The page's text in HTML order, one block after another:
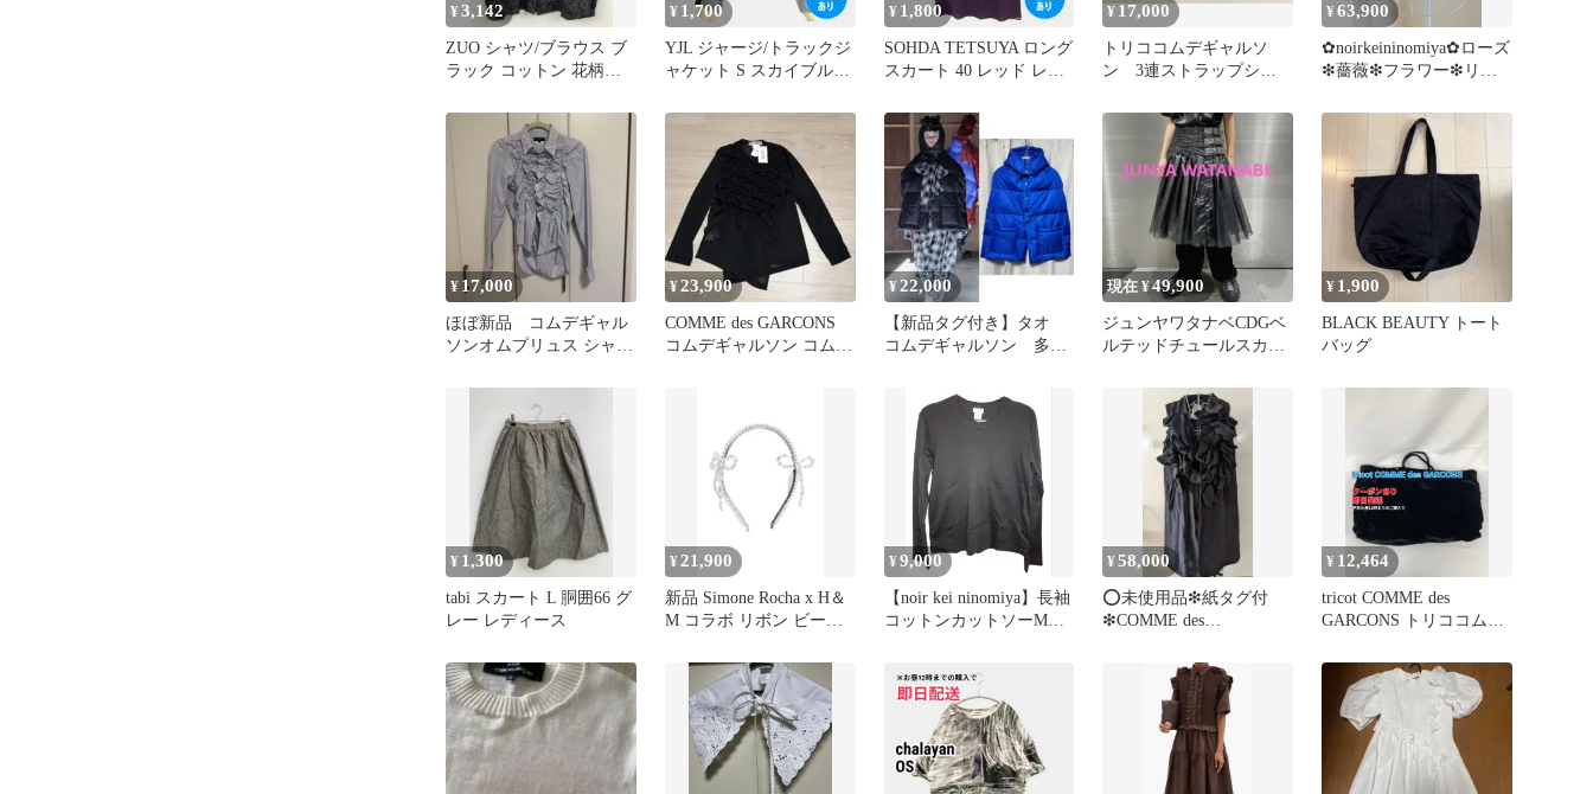
¥3,142
ZUO シャツ/ブラウス ブ
ラック コットン 花柄・
ミドル丈 レギュラーカラ
ー レディース
¥ 1,700
YJL ジャージ/トラックジ
ャケット S スカイブルー
¥ 1,800
SOHDA TETSUYA ロング
スカート 40 レッド レデ
¥ 17,000
トリココムデギャルソ
ン 3連ストラップシュ
¥63,900
✿noirkeininomiya✿ローズ
❇薔薇❇フラワー❇リボ
¥ 17,000
ほぼ新品 コムデギャル
ソンオムプリュス シャー
ツ XS
¥23,900
COMME des GARCONS
コムデギャルソン コムコ
¥22,000
【新品タグ付き】タオ
コムデギャルソン 多機
現在 ¥49,900
ジュンヤワタナベCDGベ
ルテッドチュールスカー
ルソン
¥ 1,900
BLACK BEAUTY トート
バッグ
¥ 1,300
tabi スカート L 胴囲66 グ
レー レディース
¥21,900
新品 Simone Rocha x H＆
M コラボ リボン ビーズ
¥9,000
【noir kei ninomiya】長袖
コットンカットソーMサ
¥58,000
⭕️未使用品❇紙タグ付
❇COMME des
¥ 12,464
tricot COMME des
GARCONS トリココムデ
ブラック レディース